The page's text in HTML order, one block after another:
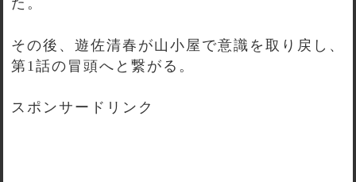
た。
その後、遊佐清春が山小屋で意識を取り戻し、
第1話の冒頭へと繋がる。
スポンサードリンク